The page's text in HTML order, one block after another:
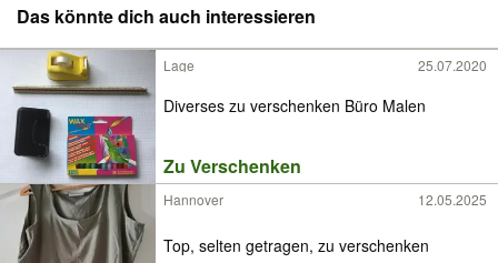
Das könnte dich auch interessieren
Lage 25.07.2020
Diverses zu verschenken Büro Malen
Zu Verschenken
Hannover 12.05.2025
Top, selten getragen, zu verschenken